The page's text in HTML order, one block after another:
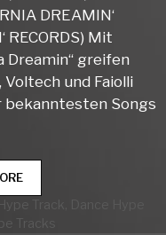
DREAMIN‘
RECORDS) Mit
Dreamin“ greifen
Voltech und Faiolli
bekanntesten Songs
DANCE
HYPE
TRACKS
WEEK
Track
Tracks